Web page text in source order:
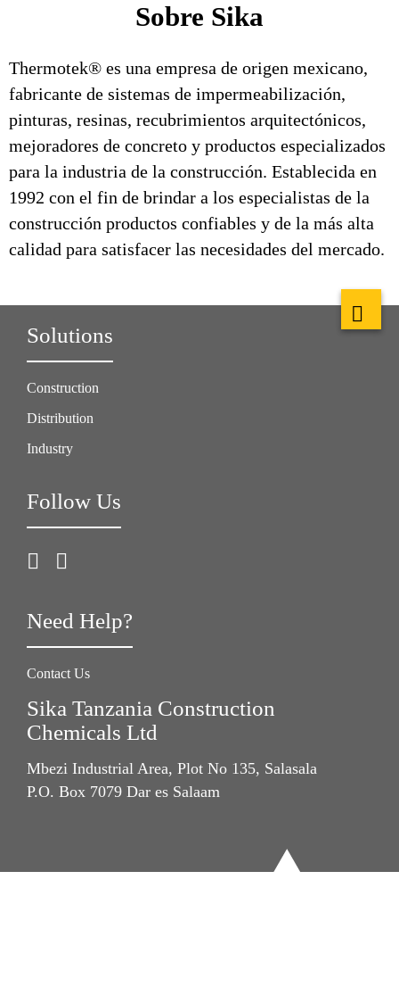
Sobre Sika
Thermotek® es una empresa de origen mexicano,
fabricante de sistemas de impermeabilización,
pinturas, resinas, recubrimientos arquitectónicos,
mejoradores de concreto y productos especializados
para la industria de la construcción. Establecida en
1992 con el fin de brindar a los especialistas de la
construcción productos confiables y de la más alta
calidad para satisfacer las necesidades del mercado.
Solutions
Construction
Distribution
Industry
Follow Us
Need Help?
Contact Us
Sika Tanzania Construction
Chemicals Ltd
Mbezi Industrial Area, Plot No 135, Salasala
P.O. Box 7079 Dar es Salaam